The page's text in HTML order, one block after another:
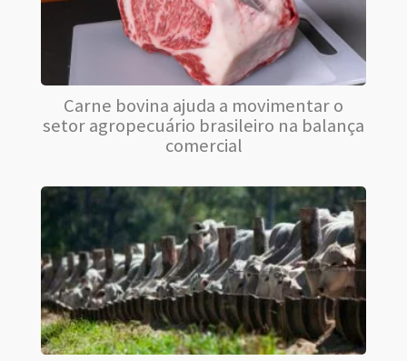
Carne bovina ajuda a movimentar o
setor agropecuário brasileiro na balança
comercial